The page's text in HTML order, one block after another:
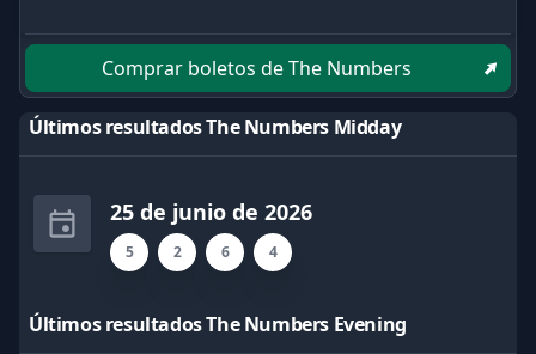
Comprar boletos de The Numbers
Últimos resultados The Numbers Midday
25 de junio de 2026
5 2 6 4
Últimos resultados The Numbers Evening